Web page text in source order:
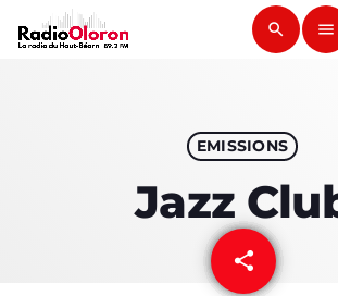
search menu
RADIO OLORONEMISSIONS
Jazz
share
email